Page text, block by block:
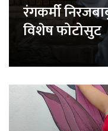
रंगकर्मी
विशेष फोटोसुट